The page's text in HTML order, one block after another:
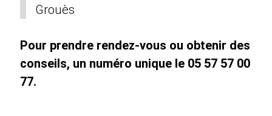
Grouès
Pour prendre rendez-vous ou obtenir des
conseils, un numéro unique le 05 57 57 00
77.